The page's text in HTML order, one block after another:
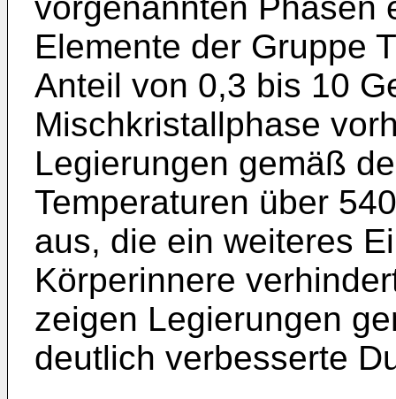
Elemente der Gruppe
Anteil von 0,3 bis 10
Mischkristallphase
Legierungen gemäß
Temperaturen über
aus, die ein weiteres
Körperinnere
zeigen Legierungen
deutlich verbesserte